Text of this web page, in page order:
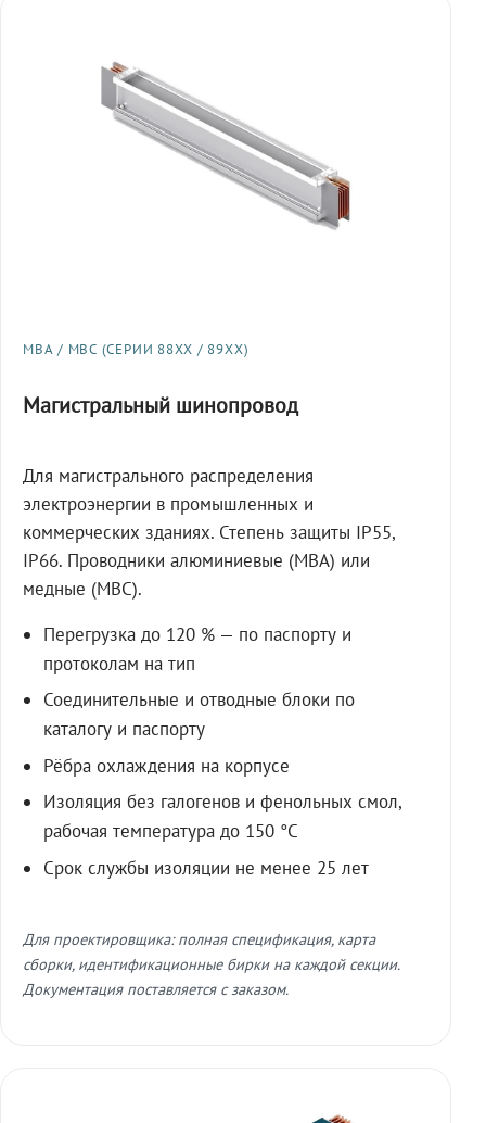
МВА / МВС (СЕРИИ 88XX / 89XX)
Магистральный шинопровод
Для магистрального распределения
электроэнергии в промышленных и
коммерческих зданиях. Степень защиты IP55,
IP66. Проводники алюминиевые (МВА) или
медные (МВС).
Перегрузка до 120 % — по паспорту и
протоколам на тип
Соединительные и отводные блоки по
каталогу и паспорту
Рёбра охлаждения на корпусе
Изоляция без галогенов и фенольных смол,
рабочая температура до 150 °C
Срок службы изоляции не менее 25 лет
Для проектировщика: полная спецификация, карта
сборки, идентификационные бирки на каждой секции.
Документация поставляется с заказом.